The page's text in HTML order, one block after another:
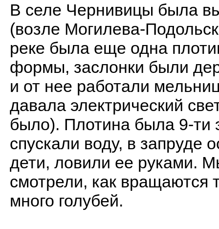
В селе Чернивицы была
(возле Могилева-
реке была еще одна
формы, заслонки были
и от нее работали
давала электрический
было). Плотина была 9-ти
спускали воду, в запруде
дети, ловили ее руками.
смотрели, как вращаются
много голубей.